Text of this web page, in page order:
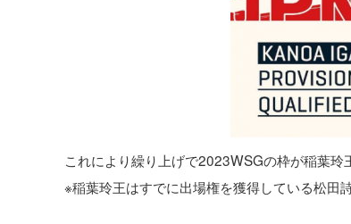
これにより繰り上げで2023WSGの枠が稲葉玲
※稲葉玲王はすでに出場権を獲得している松田